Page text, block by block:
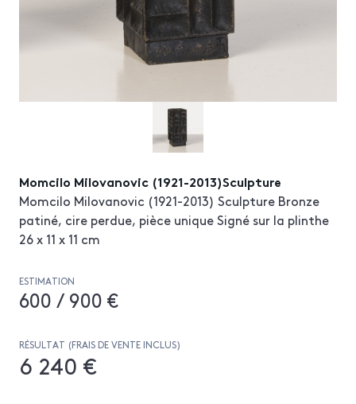
Momcilo Milovanovic (1921-2013)Sculpture
Momcilo Milovanovic (1921-2013) Sculpture Bronze
patiné, cire perdue, pièce unique Signé sur la plinthe
26 x 11 x 11 cm
ESTIMATION
600 / 900 €
RÉSULTAT (FRAIS DE VENTE INCLUS)
6 240 €